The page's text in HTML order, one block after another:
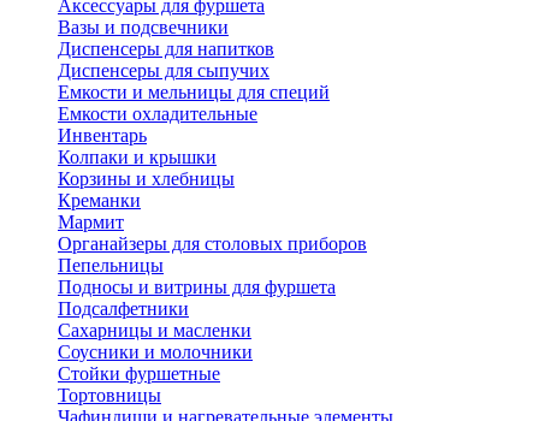
Аксессуары для фуршета
Вазы и подсвечники
Диспенсеры для напитков
Диспенсеры для сыпучих
Емкости и мельницы для специй
Емкости охладительные
Инвентарь
Колпаки и крышки
Корзины и хлебницы
Креманки
Мармит
Органайзеры для столовых приборов
Пепельницы
Подносы и витрины для фуршета
Подсалфетники
Сахарницы и масленки
Соусники и молочники
Стойки фуршетные
Тортовницы
Чафиндиши и нагревательные элементы